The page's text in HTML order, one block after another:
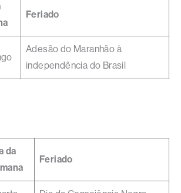
Feriado
Adesão do Maranhão à
independência do Brasil
da
Feriado